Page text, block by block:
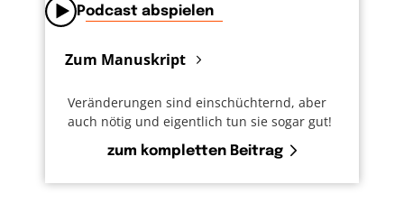
Podcast abspielen
Zum Manuskript
Veränderungen sind einschüchternd, aber
auch nötig und eigentlich tun sie sogar gut!
zum kompletten Beitrag